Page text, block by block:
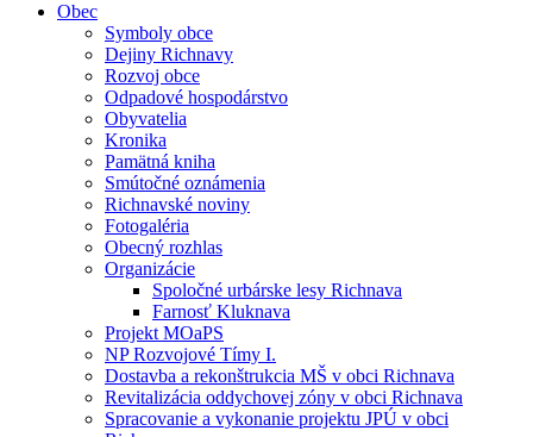
Obec
Symboly obce
Dejiny Richnavy
Rozvoj obce
Odpadové hospodárstvo
Obyvatelia
Kronika
Pamätná kniha
Smútočné oznámenia
Richnavské noviny
Fotogaléria
Obecný rozhlas
Organizácie
Spoločné urbárske lesy Richnava
Farnosť Kluknava
Projekt MOaPS
NP Rozvojové Tímy I.
Dostavba a rekonštrukcia MŠ v obci Richnava
Revitalizácia oddychovej zóny v obci Richnava
Spracovanie a vykonanie projektu JPÚ v obci